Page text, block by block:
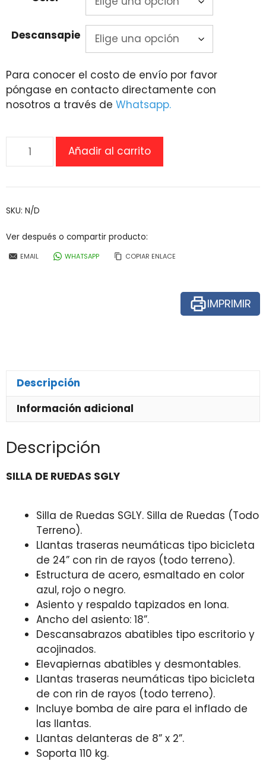
Descansapie
Para conocer el costo de envío por favor
póngase en contacto directamente con
nosotros a través de Whatsapp.
SGLY
cantidad
Añadir al carrito
SKU: N/D
Ver después o compartir producto:
EMAIL WHATSAPP COPIAR ENLACE
IMPRIMIR
Descripción
Información adicional
Descripción
SILLA DE RUEDAS SGLY
Silla de Ruedas SGLY. Silla de Ruedas (Todo
Terreno).
Llantas traseras neumáticas tipo bicicleta
de 24” con rin de rayos (todo terreno).
Estructura de acero, esmaltado en color
azul, rojo o negro.
Asiento y respaldo tapizados en lona.
Ancho del asiento: 18”.
Descansabrazos abatibles tipo escritorio y
acojinados.
Elevapiernas abatibles y desmontables.
Llantas traseras neumáticas tipo bicicleta
de con rin de rayos (todo terreno).
Incluye bomba de aire para el inflado de
las llantas.
Llantas delanteras de 8” x 2”.
Soporta 110 kg.